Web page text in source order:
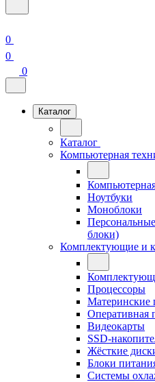
0
0
0
Каталог
Каталог
Компьютерная
Ноутбуки
Моноблоки
блоки)
Комплектующие и
Процессоры
Материнские
Оперативная
Видеокарты
SSD-
Жёсткие
Блоки
Системы